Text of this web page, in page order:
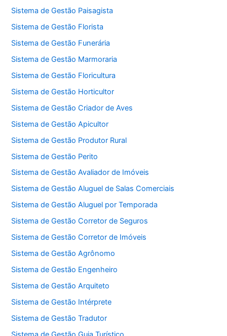
Sistema de Gestão Paisagista
Sistema de Gestão Florista
Sistema de Gestão Funerária
Sistema de Gestão Marmoraria
Sistema de Gestão Floricultura
Sistema de Gestão Horticultor
Sistema de Gestão Criador de Aves
Sistema de Gestão Apicultor
Sistema de Gestão Produtor Rural
Sistema de Gestão Perito
Sistema de Gestão Avaliador de Imóveis
Sistema de Gestão Aluguel de Salas Comerciais
Sistema de Gestão Aluguel por Temporada
Sistema de Gestão Corretor de Seguros
Sistema de Gestão Corretor de Imóveis
Sistema de Gestão Agrônomo
Sistema de Gestão Engenheiro
Sistema de Gestão Arquiteto
Sistema de Gestão Intérprete
Sistema de Gestão Tradutor